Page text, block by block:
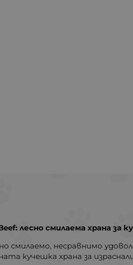
лесно смилаема храна за
смилаемо, несравнимо
кучешка храна за